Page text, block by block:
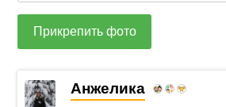
Прикрепить фото
Анжелика